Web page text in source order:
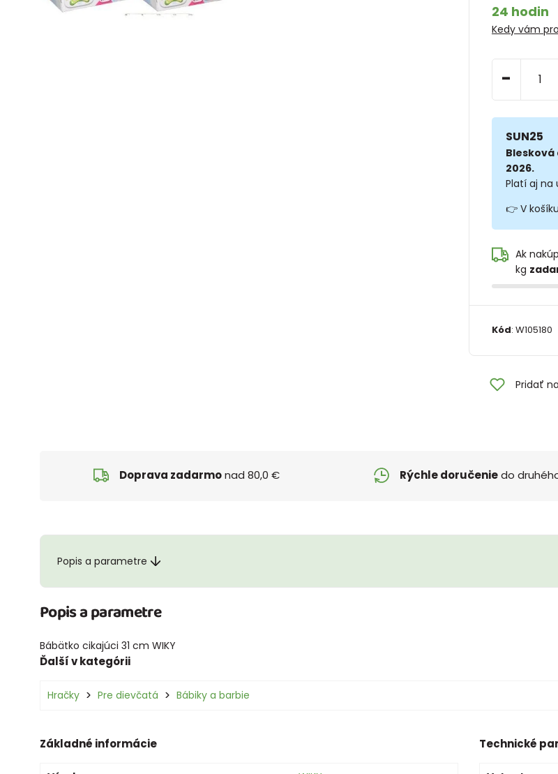
24 hodin
Kedy vám
-
SUN25
Blesková
2026.
Platí aj na
👉 V
Ak
kg
Kód: W105180
Pridať
Doprava zadarmonad 80,0 € Rýchle doručeniedo
Popis a parametre
Popis a parametre
Bábätko cikajúci 31 cm WIKY
Ďalší v kategórii
Hračky Pre dievčatá Bábiky a barbie
Základné informácie Technické